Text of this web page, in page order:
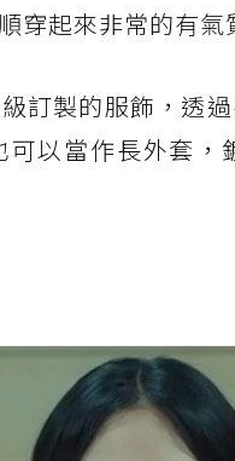
穿起來非常的有氣
訂製的服飾，透
以當作長外套